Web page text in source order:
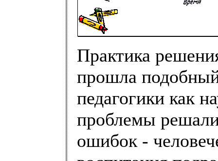
Практика
прошла
педагогики как
проблемы
ошибок -